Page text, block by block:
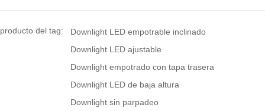
producto del tag:
Downlight LED empotrable inclinado
Downlight LED ajustable
Downlight empotrado con tapa trasera
Downlight LED de baja altura
Downlight sin parpadeo